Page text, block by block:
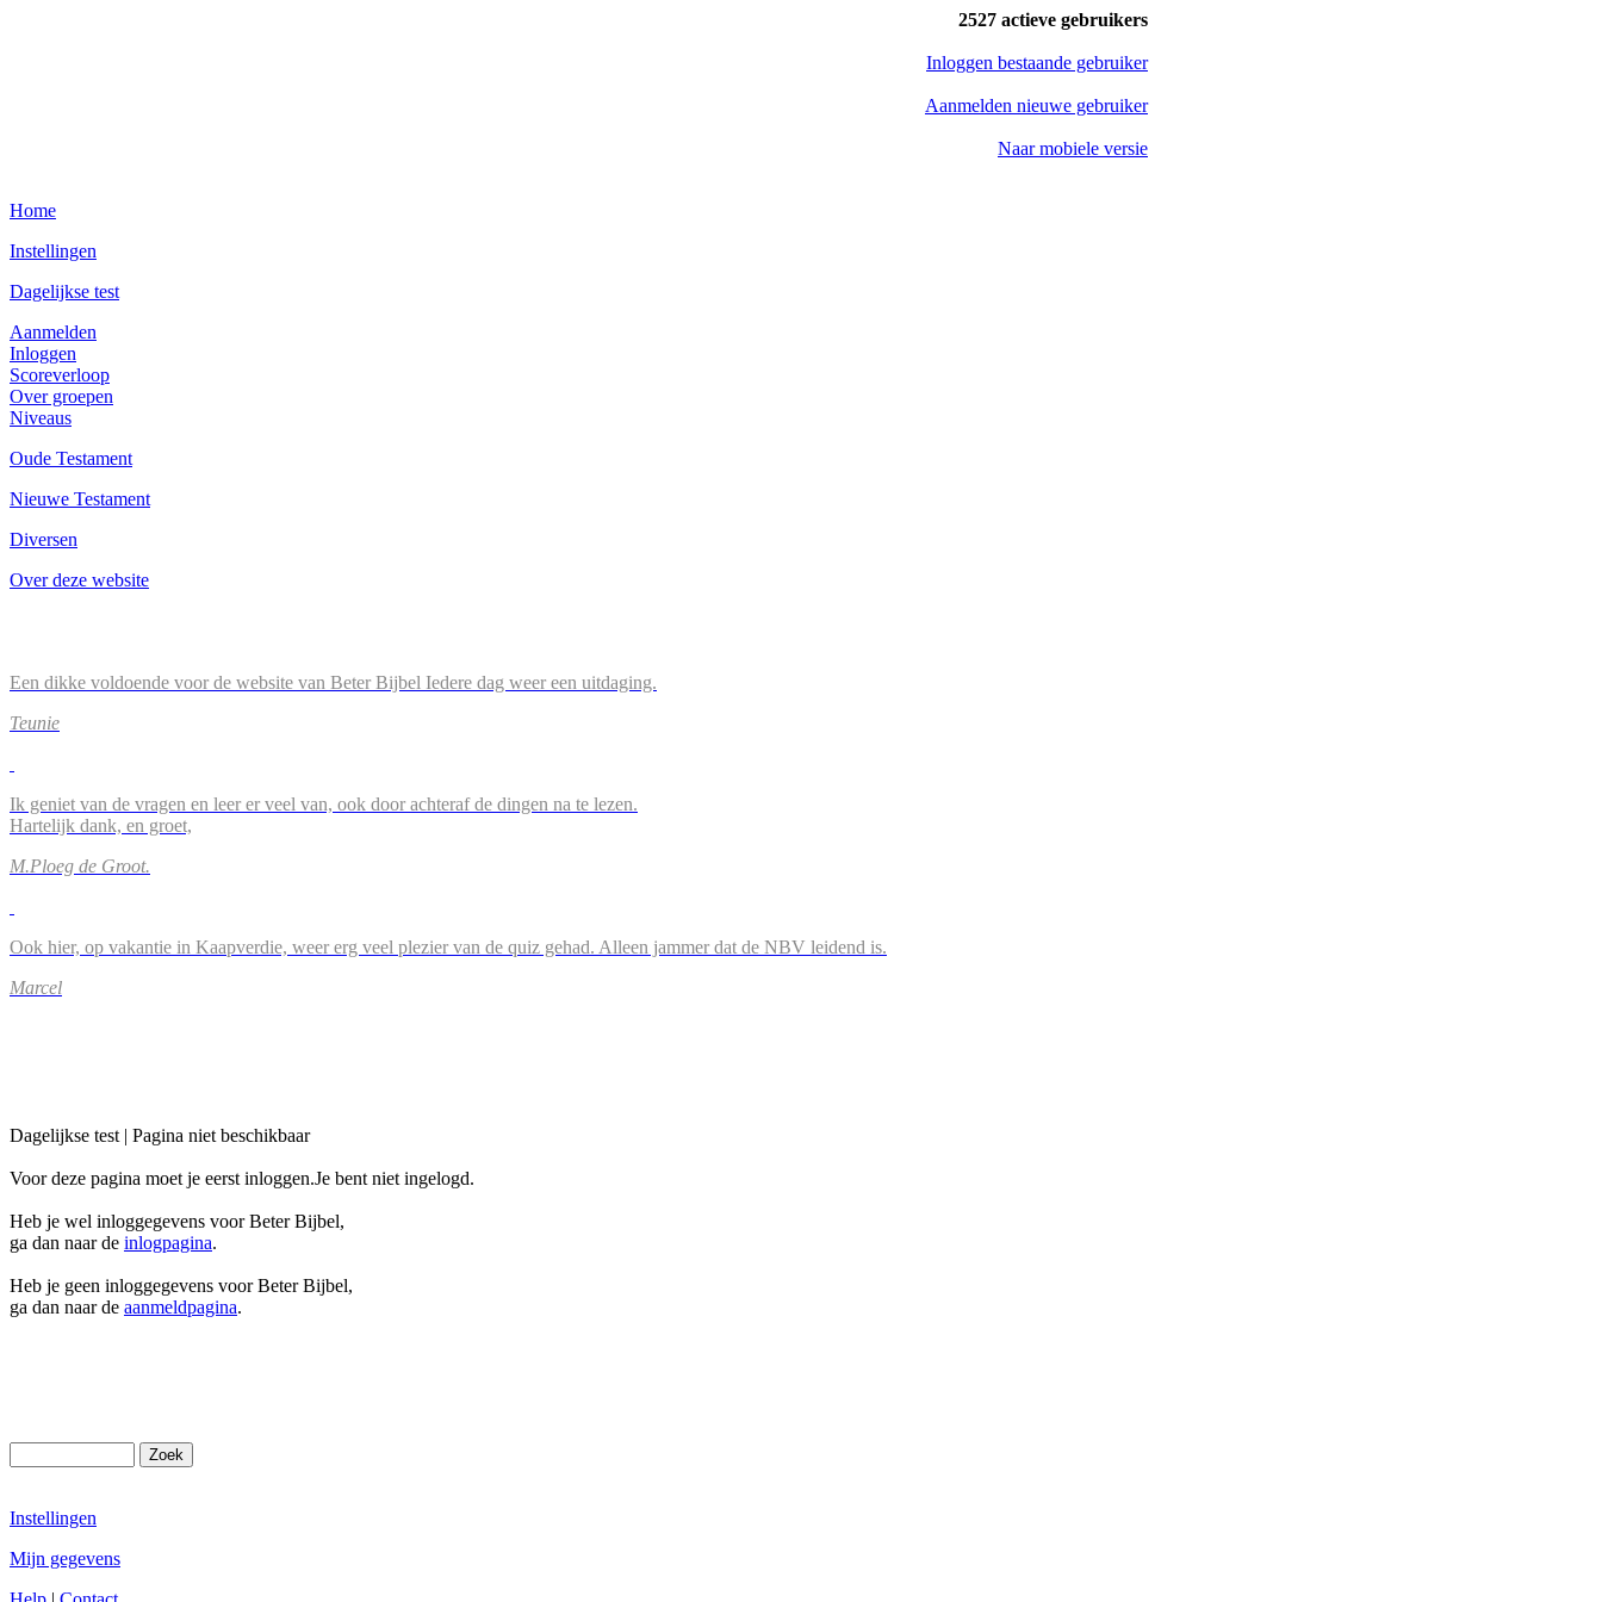
2527 actieve gebruikers
Inloggen bestaande gebruiker
Aanmelden nieuwe gebruiker
Naar mobiele versie
Home
Instellingen
Dagelijkse test
Aanmelden
Inloggen
Scoreverloop
Over groepen
Niveaus
Oude Testament
Nieuwe Testament
Diversen
Over deze website
Een dikke voldoende voor de website van Beter Bijbel Iedere dag weer een uitdaging.
Teunie
Ik geniet van de vragen en leer er veel van, ook door achteraf de dingen na te lezen.
Hartelijk dank, en groet,
M.Ploeg de Groot.
Ook hier, op vakantie in Kaapverdie, weer erg veel plezier van de quiz gehad. Alleen jammer dat de NBV leidend is.
Marcel
Dagelijkse test | Pagina niet beschikbaar
Voor deze pagina moet je eerst inloggen.Je bent niet ingelogd.
Heb je wel inloggegevens voor Beter Bijbel,
ga dan naar de inlogpagina.
Heb je geen inloggegevens voor Beter Bijbel,
ga dan naar de aanmeldpagina.
Instellingen
Mijn gegevens